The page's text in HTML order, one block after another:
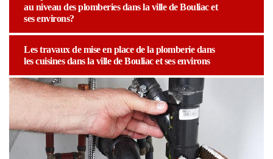
au niveau des plomberies dans la ville de Bouliac et
ses environs?
Les travaux de mise en place de la plomberie dans
les cuisines dans la ville de Bouliac et ses environs